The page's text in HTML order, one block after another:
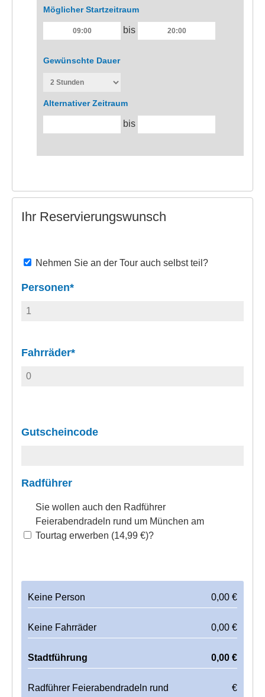
Möglicher Startzeitraum
bis
Gewünschte Dauer
Alternativer Zeitraum
bis
Ihr Reservierungswunsch
Nehmen Sie an der Tour auch selbst teil?
Personen*
Fahrräder*
Gutscheincode
Radführer
Sie wollen auch den Radführer
Feierabendradeln rund um München am
Tourtag erwerben (14,99 €)?
Keine Person 0,00€
Keine Fahrräder 0,00€
Stadtführung 0,00€
Radführer Feierabendradeln rund
€